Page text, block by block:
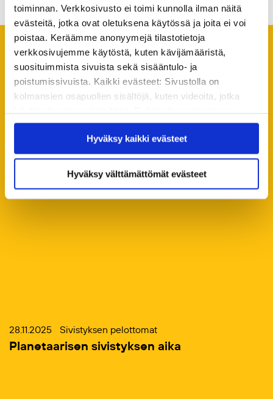
toiminnan. Verkkosivusto ei toimi kunnolla ilman näitä
evästeitä, jotka ovat oletuksena käytössä ja joita ei voi
poistaa. Keräämme anonyymejä tilastotietoja
verkkosivujemme käytöstä, kuten kävijämääristä,
suosituimmista sivuista sekä sisääntulo- ja
poistumissivuista. Kaikki evästeet: Sivustolla on
kolmansien osapuolien sisältöjä, kuten videoita, jotka
saattaa estää näiden sisältöjen näkymisen.
Hyväksymällä kaikki evästeet varmistat, että kaikki
sisältö on käytettävissäsi.
Hyväksy kaikki evästeet
Hyväksy välttämättömät evästeet
Suosittelemme lukemaan
seuraavaksi
28.11.2025 Sivistyksen pelottomat
Planetaarisen sivistyksen aika